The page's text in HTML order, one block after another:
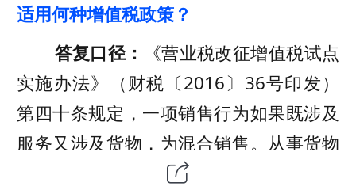
适用何种增值税政策？
答复口径：
《营业税改征增值税试点
实施办法》（财税〔2016〕36号印发）
第四十条规定，一项销售行为如果既涉及
服务又涉及货物，为混合销售。从事货物
的生产、批发或者零售的单位和个体工商